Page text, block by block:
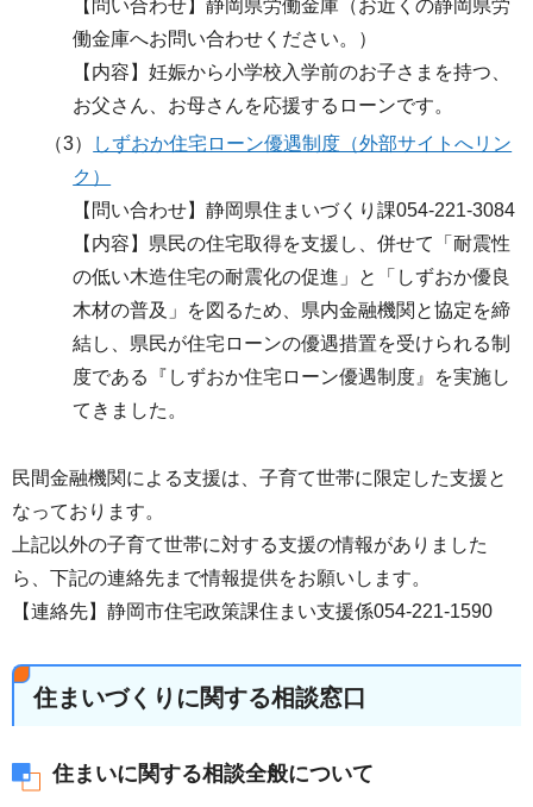
【問い合わせ】静岡県労働金庫（お近くの静岡県労
働金庫へお問い合わせください。）
【内容】妊娠から小学校入学前のお子さまを持つ、
お父さん、お母さんを応援するローンです。
（3）
しずおか住宅ローン優遇制度（外部サイトへリン
ク）
【問い合わせ】静岡県住まいづくり課054-221-3084
【内容】県民の住宅取得を支援し、併せて「耐震性
の低い木造住宅の耐震化の促進」と「しずおか優良
木材の普及」を図るため、県内金融機関と協定を締
結し、県民が住宅ローンの優遇措置を受けられる制
度である『しずおか住宅ローン優遇制度』を実施し
てきました。
民間金融機関による支援は、子育て世帯に限定した支援と
なっております。
上記以外の子育て世帯に対する支援の情報がありました
ら、下記の連絡先まで情報提供をお願いします。
【連絡先】静岡市住宅政策課住まい支援係054-221-1590
住まいづくりに関する相談窓口
住まいに関する相談全般について